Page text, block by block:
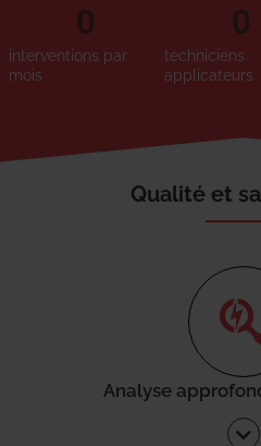
interventions par
mois
0
techniciens
applicateurs
0
Qualité et
Analyse